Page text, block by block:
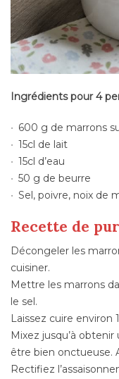
Ingrédients pour 4
600 g de marrons
15cl de lait
15cl d’eau
50 g de beurre
Sel, poivre, noix de
Recette de
Décongeler les
cuisiner.
Mettre les marrons
le sel.
Laissez cuire environ
Mixez jusqu’à
être bien onctueuse.
Rectifiez